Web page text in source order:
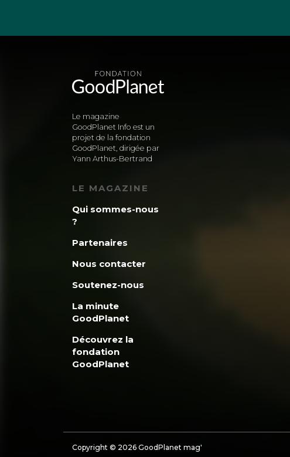
Le magazine
GoodPlanet Info est un
projet de la fondation
GoodPlanet, dirigée par
Yann Arthus-Bertrand
LE MAGAZINE
Qui sommes-nous
?
Partenaires
Nous contacter
Soutenez-nous
La minute
GoodPlanet
Découvrez la
fondation
GoodPlanet
Copyright © 2026 GoodPlanet mag'